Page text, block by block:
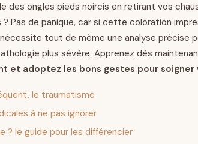
des ongles pieds noircis en retirant vos
Pas de panique, car si cette coloration
tout de même une analyse précise
plus sévère. Apprenez dès
et adoptez les bons gestes pour soigner
le traumatisme
à ne pas ignorer
? le guide pour les différencier